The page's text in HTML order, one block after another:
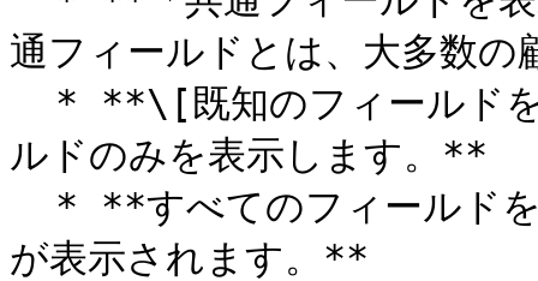
通フィールドとは、大多数
ルドのみを表示します。**
が表示されます。**